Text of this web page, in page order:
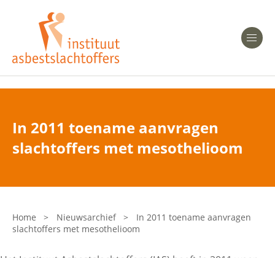
Heeft u Mesothelioom?
Heeft u Asbestose?
Bent u arts?
Asbest en Gezondheid
Laatste nieuws
Onze organisatie
In 2011 toename aanvragen
slachtoffers met mesothelioom
Home > Nieuwsarchief >
In 2011 toename aanvragen
slachtoffers met mesothelioom